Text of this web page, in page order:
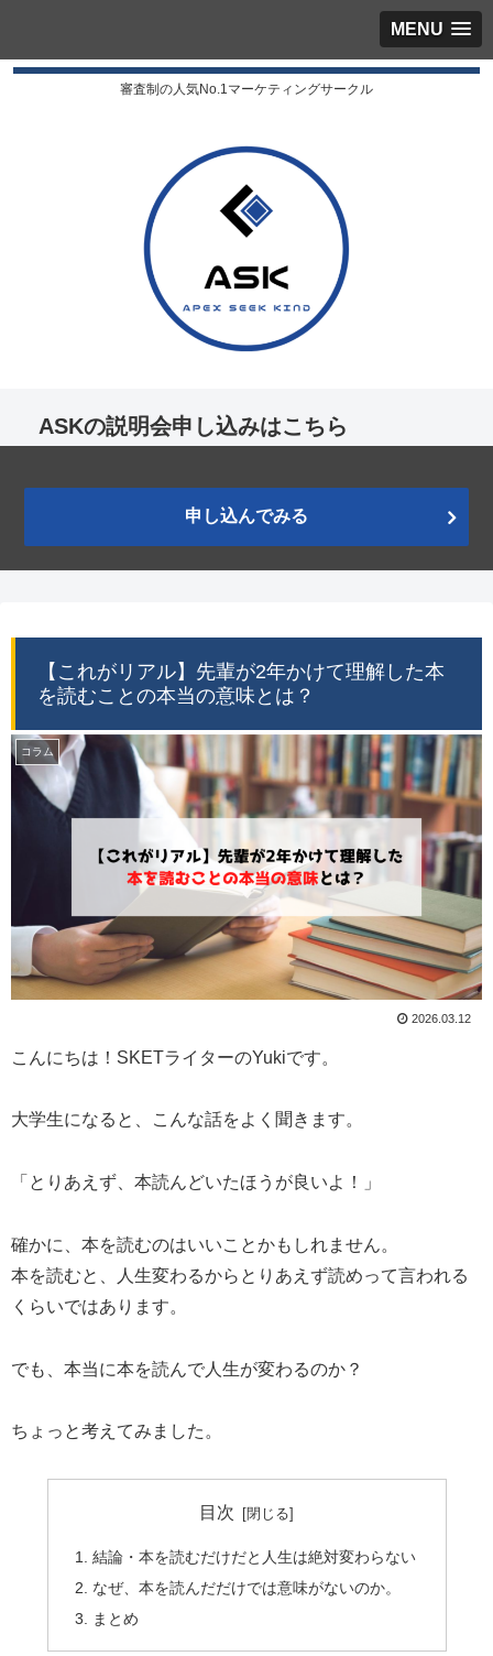
MENU
審査制の人気No.1マーケティングサークル
ASKの説明会申し込みはこちら
申し込んでみる
【これがリアル】先輩が2年かけて理解した本
を読むことの本当の意味とは？
コラム
2026.03.12
こんにちは！SKETライターのYukiです。
大学生になると、こんな話をよく聞きます。
「とりあえず、本読んどいたほうが良いよ！」
確かに、本を読むのはいいことかもしれません。
本を読むと、人生変わるからとりあえず読めって言われる
くらいではあります。
でも、本当に本を読んで人生が変わるのか？
ちょっと考えてみました。
目次
結論・本を読むだけだと人生は絶対変わらない
なぜ、本を読んだだけでは意味がないのか。
まとめ